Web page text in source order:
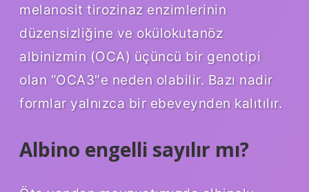
melanosit tirozinaz enzimlerinin
düzensizliğine ve okülokutanöz
albinizmin (OCA) üçüncü bir genotipi
olan “OCA3″e neden olabilir. Bazı nadir
formlar yalnızca bir ebeveynden kalıtılır.
Albino engelli sayılır mı?